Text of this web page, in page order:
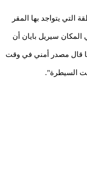
التي يتواجد بها المقر
الخاص المتواجد في المكان سيريل بايان أن
قال مصدر أمني في وقت
السيطرة".